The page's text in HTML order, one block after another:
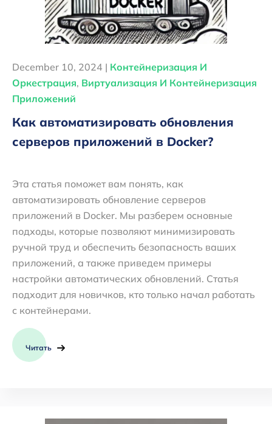
December 10, 2024 | Контейнеризация И
Оркестрация, Виртуализация И Контейнеризация
Приложений
Как автоматизировать обновления
серверов приложений в Docker?
Эта статья поможет вам понять, как
автоматизировать обновление серверов
приложений в Docker. Мы разберем основные
подходы, которые позволяют минимизировать
ручной труд и обеспечить безопасность ваших
приложений, а также приведем примеры
настройки автоматических обновлений. Статья
подходит для новичков, кто только начал работать
с контейнерами.
Читать